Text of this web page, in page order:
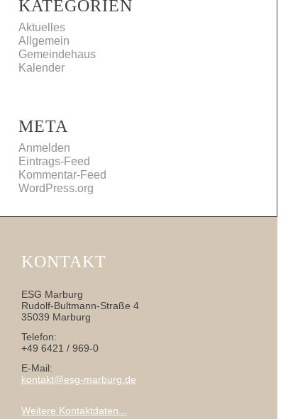
KATEGORIEN
Aktuelles
Allgemein
Gemeindehaus
Kalender
META
Anmelden
Eintrags-Feed
Kommentar-Feed
WordPress.org
KONTAKT
ESG Marburg
Rudolf-Bultmann-Straße 4
35039 Marburg
Telefon:
+49 6421 / 969-0
E-Mail:
kontakt@esg-marburg.de
Weitere Kontaktdaten...